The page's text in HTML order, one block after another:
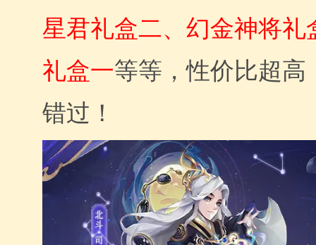
星君礼盒二、幻金神将礼
礼盒一等等，性价比超高
错过！